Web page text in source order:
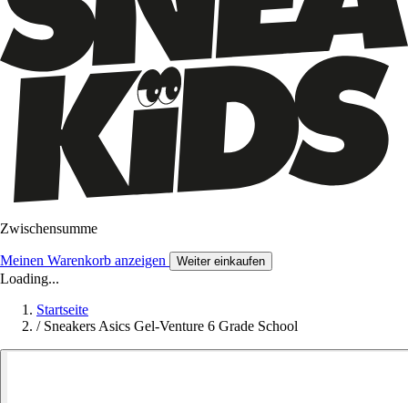
Zwischensumme
Meinen Warenkorb anzeigen Weiter einkaufen
Loading...
Startseite
/ Sneakers Asics Gel-Venture 6 Grade School